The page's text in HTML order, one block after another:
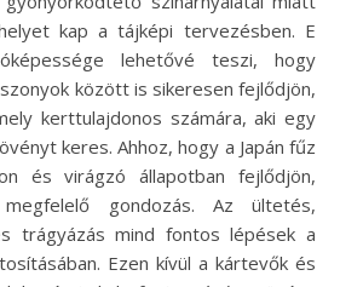
kap a tájképi tervezésben. E
lehetővé teszi, hogy
között is sikeresen fejlődjön,
kerttulajdonos számára, aki egy
keres. Ahhoz, hogy a Japán fűz
és virágzó állapotban fejlődjön,
gondozás. Az ültetés,
trágyázás mind fontos lépések a
Ezen kívül a kártevők és